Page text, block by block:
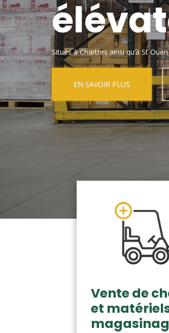
Situés à Chartres ainsi qu’à St
EN SAVOIR PLUS
Vente de
et